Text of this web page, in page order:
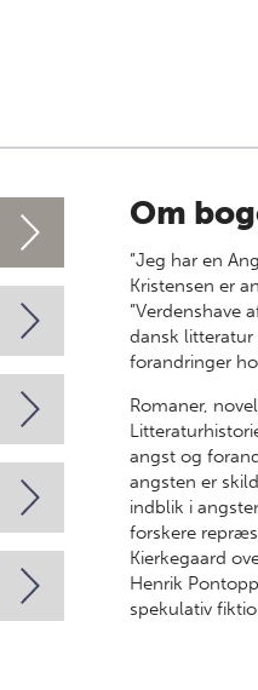
Om
”Jeg har en
Kristensen er
”Verdenshave
dansk
forandringer
Romaner,
angst og
angsten er
indblik i
forskere
Kierkegaard
Henrik
spekulativ